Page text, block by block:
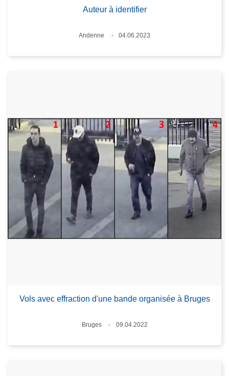
Auteur à identifier
Lieux
Andenne
04.06.2023
Vols avec effraction d'une bande organisée à Bruges
Lieux
Bruges
09.04.2022